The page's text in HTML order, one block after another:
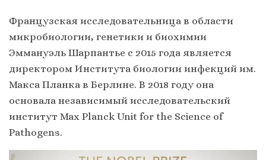
Французская исследовательница в области
микробиологии, генетики и биохимии
Эммануэль Шарпантье с 2015 года является
директором Института биологии инфекций им.
Макса Планка в Берлине. В 2018 году она
основала независимый исследовательский
институт Max Planck Unit for the Science of
Pathogens.